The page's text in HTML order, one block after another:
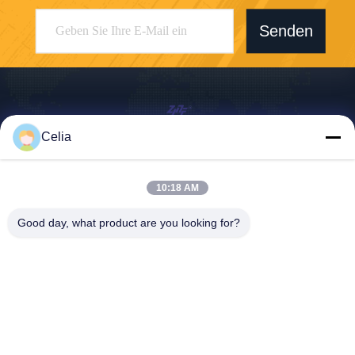
Senden
Shenzhen Zhong Jian South Environment
86--13392805835
Celia
10:18 AM
Good day, what product are you looking for?